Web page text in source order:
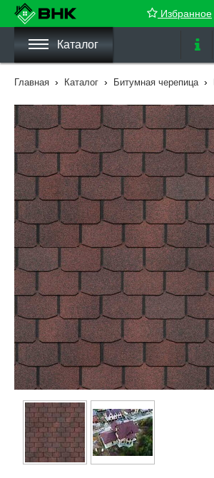
Избранное
Каталог
Главная › Каталог › Битумная черепица ›